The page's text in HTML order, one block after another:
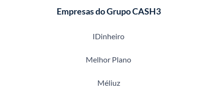
Empresas do Grupo CASH3
IDinheiro
Melhor Plano
Méliuz